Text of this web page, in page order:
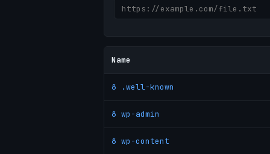
Name
ð .well-known
ð wp-admin
ð wp-content